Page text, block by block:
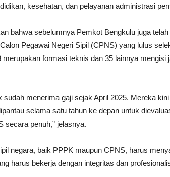
kesehatan, dan pelayanan administrasi
bahwa sebelumnya Pemkot Bengkulu juga
Pegawai Negeri Sipil (CPNS) yang lulus
formasi teknis dan 35 lainnya mengisi
sudah menerima gaji sejak April 2025. Mereka
selama satu tahun ke depan untuk
secara penuh,” jelasnya.
negara, baik PPPK maupun CPNS, harus
harus bekerja dengan integritas dan